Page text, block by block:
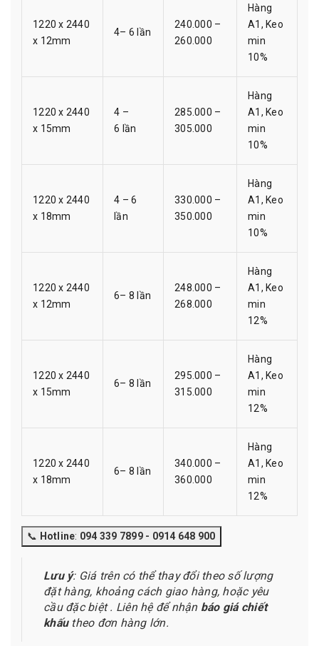
1220 x 2440
x 12mm
4– 6 lần
240.000 –
260.000
Hàng
A1, Keo
min
10%
1220 x 2440
x 15mm
4 –
6 lần
285.000 –
305.000
Hàng
A1, Keo
min
10%
1220 x 2440
x 18mm
4 – 6
lần
330.000 –
350.000
Hàng
A1, Keo
min
10%
1220 x 2440
x 12mm
6– 8 lần
248.000 –
268.000
Hàng
A1, Keo
min
12%
1220 x 2440
x 15mm
6– 8 lần
295.000 –
315.000
Hàng
A1, Keo
min
12%
1220 x 2440
x 18mm
6– 8 lần
340.000 –
360.000
Hàng
A1, Keo
min
12%
📞 Hotline: 094 339 7899 - 0914 648 900
Lưu ý: Giá trên có thể thay đổi theo số lượng
đặt hàng, khoảng cách giao hàng, hoặc yêu
cầu đặc biệt . Liên hệ để nhận báo giá chiết
khấutheo đơn hàng lớn.